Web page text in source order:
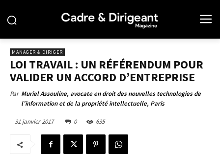
MANAGER & DIRIGER
LOI TRAVAIL : UN RÉFÉRENDUM POUR
VALIDER UN ACCORD D’ENTREPRISE
Par Muriel Assouline, avocate en droit des nouvelles technologies de
l’information et de la propriété intellectuelle, Paris
31 janvier 2017 0 635